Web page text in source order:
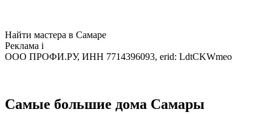
Найти мастера в Самаре
Реклама i
ООО ПРОФИ.РУ, ИНН 7714396093, erid: LdtCKWmeo
Самые большие дома Самары